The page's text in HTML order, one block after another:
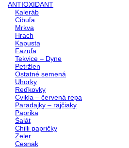
ANTIOXIDANT
Kaleráb
Cibuľa
Mrkva
Hrach
Kapusta
Fazuľa
Tekvice – Dyne
Petržlen
Ostatné semená
Uhorky
Reďkovky
Cvikla – červená repa
Paradajky – rajčiaky
Paprika
Šalát
Chilli papričky
Zeler
Cesnak